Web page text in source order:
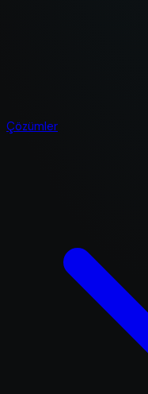
Çözümler